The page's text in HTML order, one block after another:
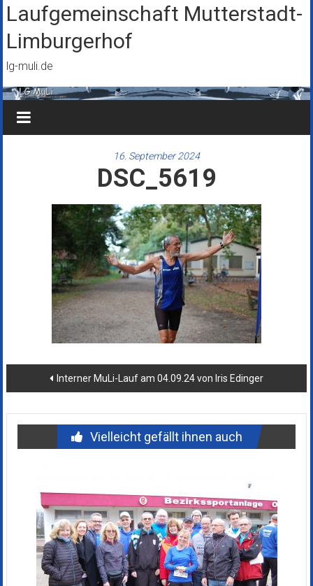
Zum
Inhalt
springen
Laufgemeinschaft Mutterstadt-
Limburgerhof
lg-muli.de
16. September 2024
DSC_5619
Beitragsnavigation
Interner MuLi-Lauf am 04.09.24 von Iris Edinger
Vielleicht gefällt ihnen auch